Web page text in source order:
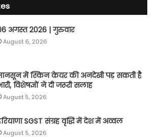
अगस्त 2026 | गुरुवार
August 6, 2026
में स्किन केयर की अनदेखी पड़ सकती है
विशेषज्ञों ने दी जरूरी सलाह
August 5, 2026
SGST संग्रह वृद्धि में देश में अव्वल
August 5, 2026